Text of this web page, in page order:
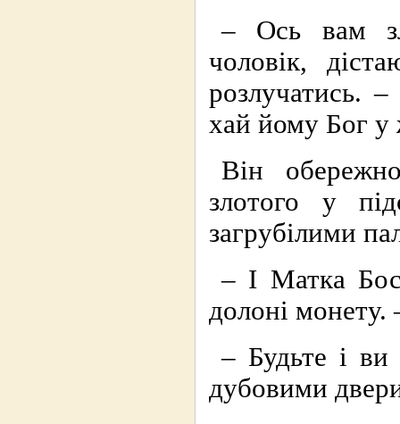
– Ось вам
чоловік,
розлучатись.
хай йому Бог у
Він
злотого у
загрубілими
– І Матка
долоні монету.
– Будьте і ви
дубовими